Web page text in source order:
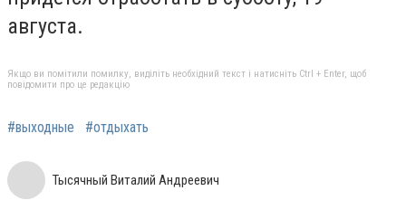
августа.
Якщо ви помітили помилку, виділіть необхідний текст і натисніть Ctrl + Enter, щоб
повідомити про це редакцію
#выходные #отдыхать
Тысячный Виталий Андреевич